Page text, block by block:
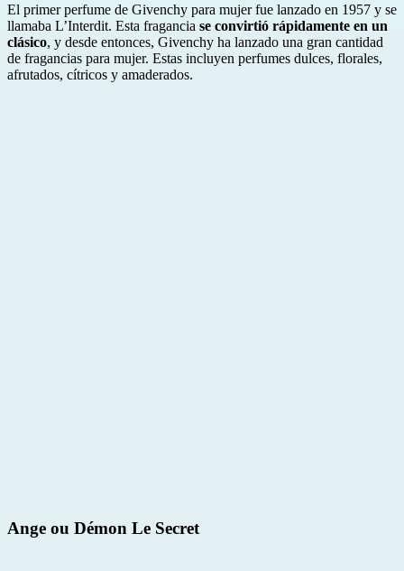
El primer perfume de Givenchy para mujer fue lanzado en 1957 y se
llamaba L’Interdit. Esta fragancia se convirtió rápidamente en un
clásico, y desde entonces, Givenchy ha lanzado una gran cantidad
de fragancias para mujer. Estas incluyen perfumes dulces, florales,
afrutados, cítricos y amaderados.
Ange ou Démon Le Secret